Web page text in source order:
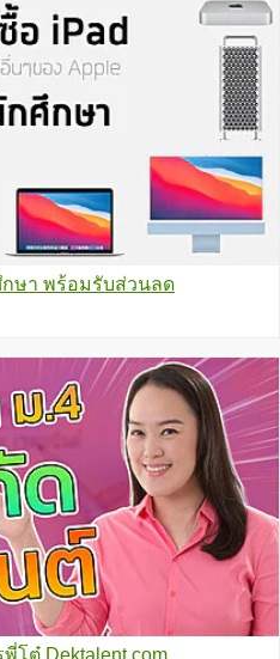
ษา พร้อมรับส่วนลด